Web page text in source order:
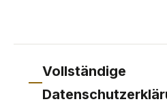
Vollständige